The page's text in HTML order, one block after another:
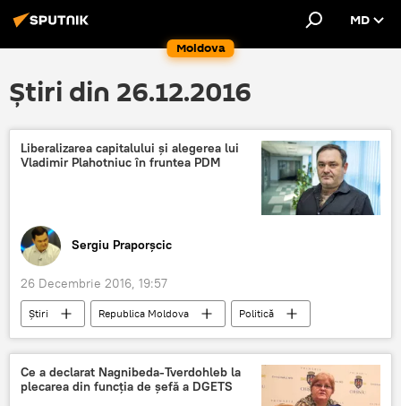
Moldova
MD
Știri din 26.12.2016
Liberalizarea capitalului și alegerea lui
Vladimir Plahotniuc în fruntea PDM
Sergiu Praporșcic
26 Decembrie 2016, 19:57
Știri Republica Moldova
Politică
Editoriale
Opinie
Analitică
Vladimir Plahotniuc
Octavian Calmâc
privatizare
impozite
Ce a declarat Nagnibeda-Tverdohleb la
plecarea din funcția de șefă a DGETS